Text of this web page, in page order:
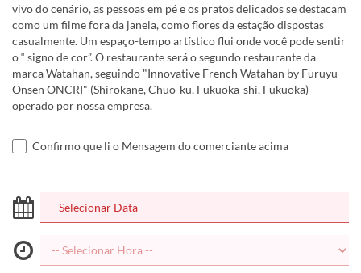
vivo do cenário, as pessoas em pé e os pratos delicados se destacam
como um filme fora da janela, como flores da estação dispostas
casualmente. Um espaço-tempo artístico flui onde você pode sentir
o “ signo de cor”. O restaurante será o segundo restaurante da
marca Watahan, seguindo "Innovative French Watahan by Furuyu
Onsen ONCRI" (Shirokane, Chuo-ku, Fukuoka-shi, Fukuoka)
operado por nossa empresa.
Confirmo que li o Mensagem do comerciante acima